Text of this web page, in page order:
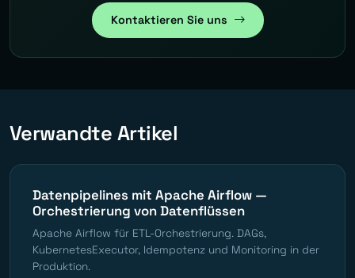
Kontaktieren Sie uns
Verwandte Artikel
Datenpipelines mit Apache Airflow —
Orchestrierung von Datenflüssen
Apache Airflow für ETL-Orchestrierung. DAGs,
KubernetesExecutor, Idempotenz und Monitoring in der
Produktion.